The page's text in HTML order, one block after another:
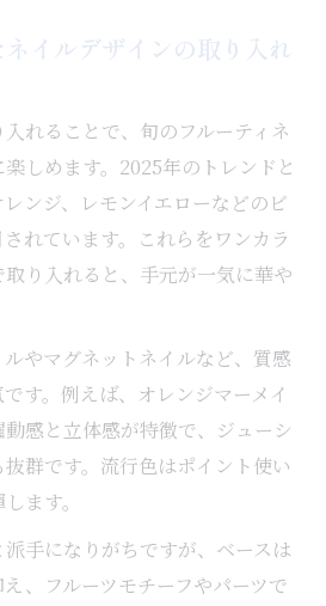
イルデザインの取り入れ
れることで、旬のフルーティネ
しめます。2025年のトレンドと
ンジ、レモンイエローなどのビ
れています。これらをワンカラ
り入れると、手元が一気に華や
やマグネットネイルなど、質感
す。例えば、オレンジマーメイ
感と立体感が特徴で、ジューシ
群です。流行色はポイント使い
ます。
手になりがちですが、ベースは
、フルーツモチーフやパーツで